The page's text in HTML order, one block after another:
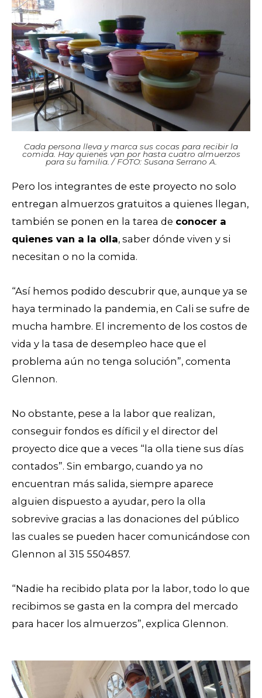
Cada persona lleva y marca sus cocas para recibir la
comida. Hay quienes van por hasta cuatro almuerzos
para su familia. / FOTO: Susana Serrano A.
Pero los integrantes de este proyecto no solo
entregan almuerzos gratuitos a quienes llegan,
también se ponen en la tarea de conocer a
quienes van a la olla, saber dónde viven y si
necesitan o no la comida.
“Así hemos podido descubrir que, aunque ya se
haya terminado la pandemia, en Cali se sufre de
mucha hambre. El incremento de los costos de
vida y la tasa de desempleo hace que el
problema aún no tenga solución”, comenta
Glennon.
No obstante, pese a la labor que realizan,
conseguir fondos es díficil y el director del
proyecto dice que a veces “la olla tiene sus días
contados”. Sin embargo, cuando ya no
encuentran más salida, siempre aparece
alguien dispuesto a ayudar, pero la olla
sobrevive gracias a las donaciones del público
las cuales se pueden hacer comunicándose con
Glennon al 315 5504857.
“Nadie ha recibido plata por la labor, todo lo que
recibimos se gasta en la compra del mercado
para hacer los almuerzos”, explica Glennon.